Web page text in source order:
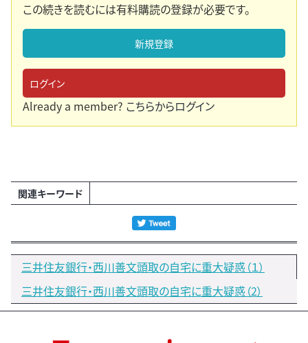
この続きを読むには有料購読の登録が必要です。
新規登録
ログイン
Already a member? こちらからログイン
関連キーワード
三井住友銀行・西川善文頭取の自宅に重大疑惑（１）
三井住友銀行・西川善文頭取の自宅に重大疑惑（2）